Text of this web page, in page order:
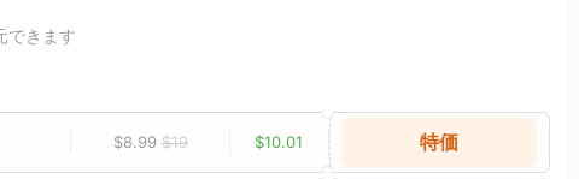
できます
$8.99 $19 $10.01 特価